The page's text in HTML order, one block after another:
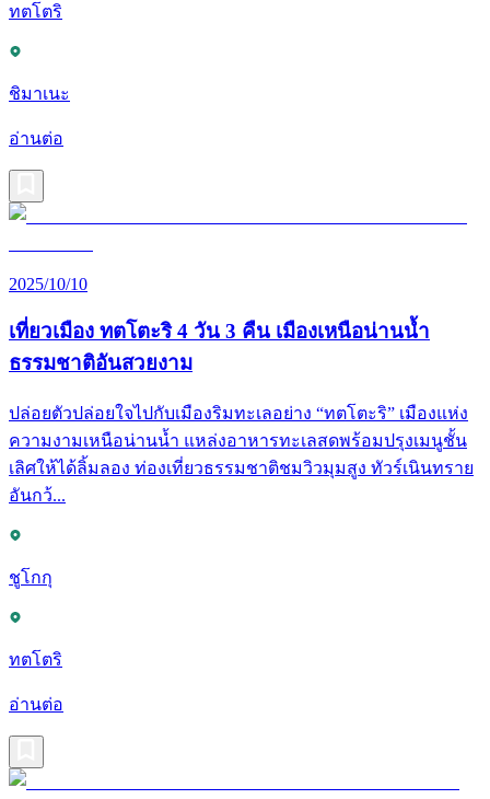
ทตโตริ
ชิมาเนะ
อ่านต่อ
2025/10/10
เที่ยวเมือง ทตโตะริ 4 วัน 3 คืน เมืองเหนือน่านน้ำ
ธรรมชาติอันสวยงาม
ปล่อยตัวปล่อยใจไปกับเมืองริมทะเลอย่าง “ทตโตะริ” เมืองแห่ง
ความงามเหนือน่านน้ำ แหล่งอาหารทะเลสดพร้อมปรุงเมนูชั้น
เลิศให้ได้ลิ้มลอง ท่องเที่ยวธรรมชาติชมวิวมุมสูง ทัวร์เนินทราย
อันกว้...
ชูโกกุ
ทตโตริ
อ่านต่อ